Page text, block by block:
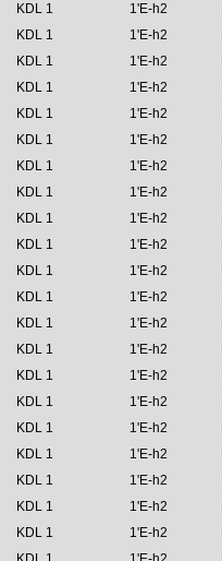
KDL 1 1'E-h2
KDL 1 1'E-h2
KDL 1 1'E-h2
KDL 1 1'E-h2
KDL 1 1'E-h2
KDL 1 1'E-h2
KDL 1 1'E-h2
KDL 1 1'E-h2
KDL 1 1'E-h2
KDL 1 1'E-h2
KDL 1 1'E-h2
KDL 1 1'E-h2
KDL 1 1'E-h2
KDL 1 1'E-h2
KDL 1 1'E-h2
KDL 1 1'E-h2
KDL 1 1'E-h2
KDL 1 1'E-h2
KDL 1 1'E-h2
KDL 1 1'E-h2
KDL 1 1'E-h2